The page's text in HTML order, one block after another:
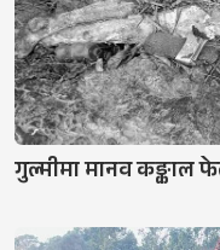
गुल्मीमा मानव कङ्काल